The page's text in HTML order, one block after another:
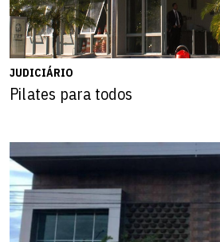
JUDICIÁRIO
Pilates para todos